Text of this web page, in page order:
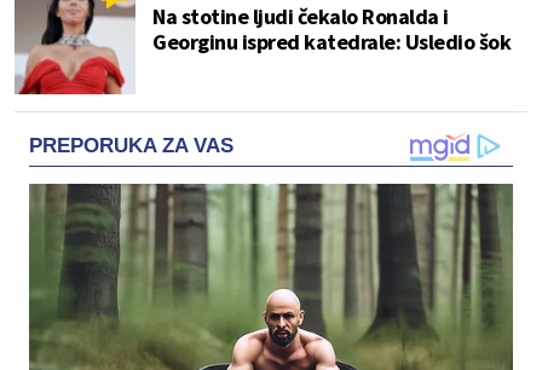
Na stotine ljudi čekalo Ronalda i
Georginu ispred katedrale: Usledio šok
PREPORUKA ZA VAS